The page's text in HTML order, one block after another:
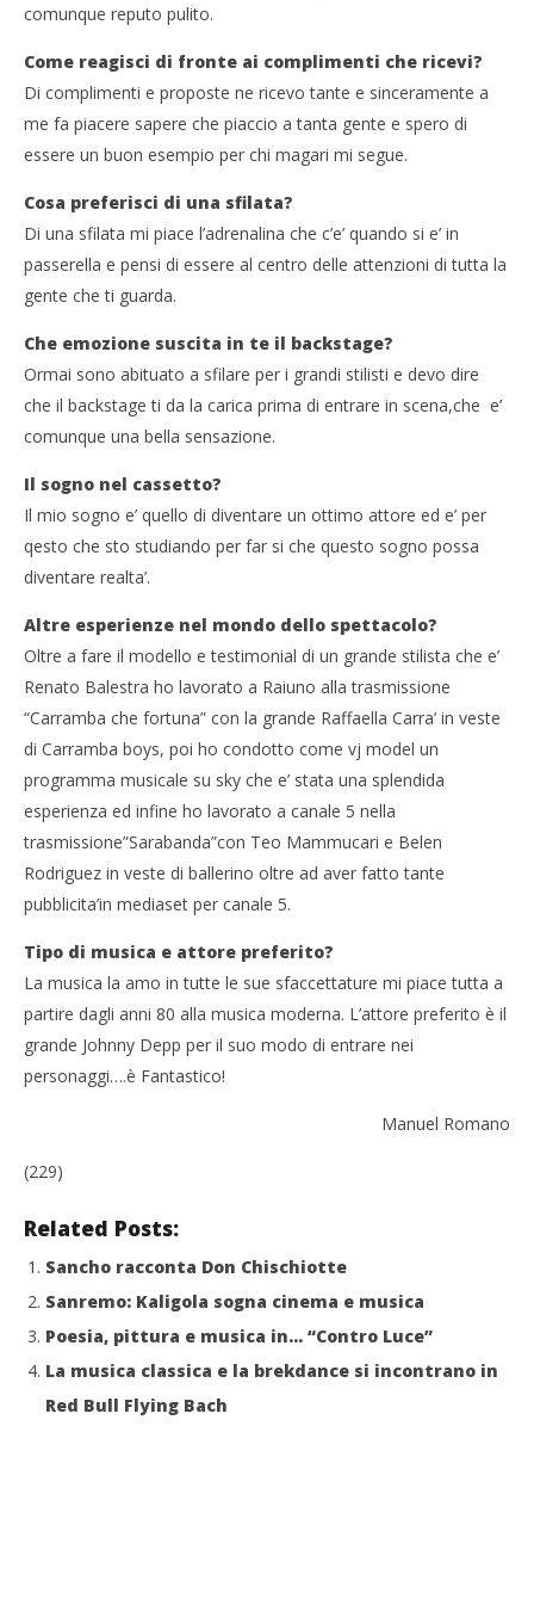
comunque reputo pulito.
Come reagisci di fronte ai complimenti che ricevi?
Di complimenti e proposte ne ricevo tante e sinceramente a
me fa piacere sapere che piaccio a tanta gente e spero di
essere un buon esempio per chi magari mi segue.
Cosa preferisci di una sfilata?
Di una sfilata mi piace l’adrenalina che c’e’ quando si e’ in
passerella e pensi di essere al centro delle attenzioni di tutta la
gente che ti guarda.
Che emozione suscita in te il backstage?
Ormai sono abituato a sfilare per i grandi stilisti e devo dire
che il backstage ti da la carica prima di entrare in scena,che e’
comunque una bella sensazione.
Il sogno nel cassetto?
Il mio sogno e’ quello di diventare un ottimo attore ed e’ per
qesto che sto studiando per far si che questo sogno possa
diventare realta’.
Altre esperienze nel mondo dello spettacolo?
Oltre a fare il modello e testimonial di un grande stilista che e’
Renato Balestra ho lavorato a Raiuno alla trasmissione
“Carramba che fortuna” con la grande Raffaella Carra’ in veste
di Carramba boys, poi ho condotto come vj model un
programma musicale su sky che e’ stata una splendida
esperienza ed infine ho lavorato a canale 5 nella
trasmissione”Sarabanda”con Teo Mammucari e Belen
Rodriguez in veste di ballerino oltre ad aver fatto tante
pubblicita’in mediaset per canale 5.
Tipo di musica e attore preferito?
La musica la amo in tutte le sue sfaccettature mi piace tutta a
partire dagli anni 80 alla musica moderna. L’attore preferito è il
grande Johnny Depp per il suo modo di entrare nei
personaggi….è Fantastico!
Manuel Romano
(229)
Related Posts:
Sancho racconta Don Chischiotte
Sanremo: Kaligola sogna cinema e musica
Poesia, pittura e musica in… “Contro Luce”
La musica classica e la brekdance si incontrano in
Red Bull Flying Bach